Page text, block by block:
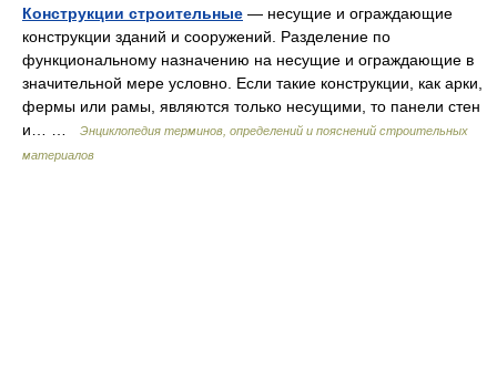
Конструкции строительные — несущие и ограждающие
конструкции зданий и сооружений. Разделение по
функциональному назначению на несущие и ограждающие в
значительной мере условно. Если такие конструкции, как арки,
фермы или рамы, являются только несущими, то панели стен
и… …
Энциклопедия терминов, определений и пояснений строительных
материалов